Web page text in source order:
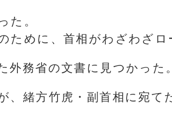
た。
ために、首相がわざわざ
務省の文書に見つかった。
、緒方竹虎・副首相に宛て